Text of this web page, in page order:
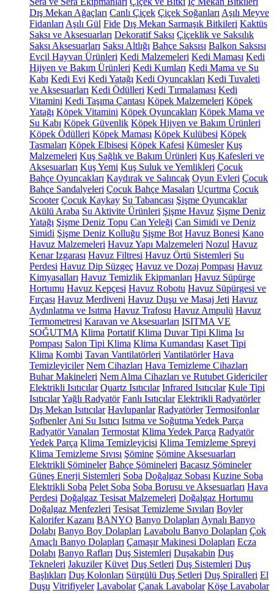
Dış Mekan Ağaçları Canlı Çiçek Çiçek Soğanları Aşılı Meyve
Fidanları Aşılı Gül Fide Dış Mekan Sarmaşık Bitkileri Kaktüs
Saksı ve Aksesuarları Dekoratif Saksı Çiçeklik ve Saksılık
Saksı Aksesuarları Saksı Altlığı Bahçe Saksısı Balkon Saksısı
Evcil Hayvan Ürünleri Kedi Malzemeleri Kedi Maması Kedi
Hijyen ve Bakım Ürünleri Kedi Kumları Kedi Mama ve Su
Kabı Kedi Evi Kedi Yatağı Kedi Oyuncakları Kedi Tuvaleti
ve Aksesuarları Kedi Ödülleri Kedi Tırmalaması Kedi
Vitamini Kedi Taşıma Çantası Köpek Malzemeleri Köpek
Yatağı Köpek Vitamini Köpek Oyuncakları Köpek Mama ve
Su Kabı Köpek Güvenlik Köpek Hijyen ve Bakım Ürünleri
Köpek Ödülleri Köpek Maması Köpek Kulübesi Köpek
Tasmaları Köpek Elbisesi Köpek Kafesi Kümesler Kuş
Malzemeleri Kuş Sağlık ve Bakım Ürünleri Kuş Kafesleri ve
Aksesuarları Kuş Yemi Kuş Suluk ve Yemlikleri Çocuk
Bahçe Oyuncakları Kaydırak ve Salıncak Oyun Evleri Çocuk
Bahçe Sandalyeleri Çocuk Bahçe Masaları Uçurtma Çocuk
Scooter Çocuk Kaykay Su Tabancası Şişme Oyuncaklar
Akülü Araba Su Aktivite Ürünleri Şişme Havuz Şişme Deniz
Yatağı Şişme Deniz Topu Can Yeleği Can Simidi ve Deniz
Simidi Şişme Deniz Kolluğu Şişme Bot Havuz Bonesi Kano
Havuz Malzemeleri Havuz Yapı Malzemeleri Nozul Havuz
Kenar Izgarası Havuz Filtresi Havuz Örtü Sistemleri Su
Perdesi Havuz Dip Süzgeç Havuz ve Dozaj Pompası Havuz
Kimyasalları Havuz Temizlik Ekipmanları Havuz Süpürge
Hortumu Havuz Kepçesi Havuz Robotu Havuz Süpürgesi ve
Fırçası Havuz Merdiveni Havuz Duşu ve Masaj Jeti Havuz
Aydınlatma ve Isıtma Havuz Trafosu Havuz Ampulü Havuz
Termometresi Karavan ve Aksesuarları ISITMA VE
SOĞUTMA Klima Portatif Klima Duvar Tipi Klima Isı
Pompası Salon Tipi Klima Klima Kumandası Kaset Tipi
Klima Kombi Tavan Vantilatörleri Vantilatörler Hava
Temizleyiciler Nem Cihazları Hava Temizleme Cihazları
Buhar Makineleri Nem Alma Cihazları ve Rutubet Gidericiler
Elektrikli Isıtıcılar Quartz Isıtıcılar Infrared Isıtıcılar Kule Tipi
IsıtıcılarYağlı Radyatör Fanlı Isıtıcılar Elektrikli Radyatörler
Dış Mekan Isıtıcılar Havlupanlar Radyatörler Termosifonlar
Şofbenler Ani Su Isıtıcı Isıtma ve Soğutma Yedek Parça
Radyatör Vanaları Termostat Klima Yedek Parça Radyatör
Yedek Parça Klima Temizleyicisi Klima Temizleme Spreyi
Klima Temizleme Sıvısı Şömine Şömine Aksesuarları
Elektrikli Şömineler Bahçe Şömineleri Bacasız Şömineler
Güneş Enerji Sistemleri Soba Doğalgaz Sobası Kuzine Soba
Elektrikli Soba Pelet Soba Soba Borusu ve Aksesuarları Hava
Perdesi Doğalgaz Tesisat Malzemeleri Doğalgaz Hortumu
Doğalgaz Menfezleri Tesisat Temizleme Sıvıları Boyler
Kalorifer Kazanı BANYO Banyo Dolapları Aynalı Banyo
Dolabı Banyo Boy Dolapları Lavabolu Banyo Dolapları Çok
Amaçlı Banyo Dolapları Çamaşır Makinesi Dolapları Ecza
Dolabı Banyo Rafları Duş Sistemleri Duşakabin Duş
Tekneleri Jakuziler Küvet Duş Setleri Duş Sistemleri Duş
Başlıkları Duş Kolonları Sürgülü Duş Setleri Duş Spiralleri El
Duşu Vitrifiyeler Lavabolar Çanak Lavabolar Köşe Lavabolar